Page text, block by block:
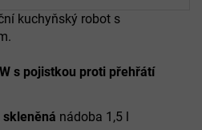
kuchyňský robot s
s pojistkou proti přehřátí
skleněná nádoba 1,5 l